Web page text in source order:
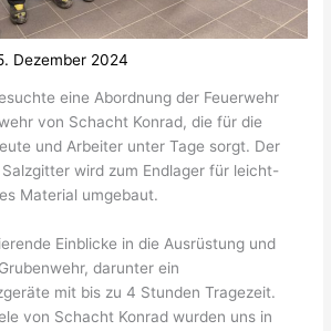
Dezember 2024
eine Abordnung der Feuerwehr
von Schacht Konrad, die für die
und Arbeiter unter Tage sorgt. Der
wird zum Endlager für leicht-
Material umgebaut.
Einblicke in die Ausrüstung und
darunter ein
mit bis zu 4 Stunden Tragezeit.
von Schacht Konrad wurden uns in